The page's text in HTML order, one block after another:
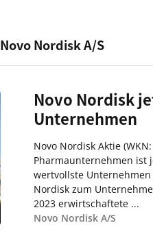
Nordisk A/S
Novo Nordisk
Unternehmen
Novo Nordisk Aktie
Pharmaunternehmen ist
wertvollste Unternehmen
Nordisk zum
2023 erwirtschaftete ...
Novo Nordisk A/S